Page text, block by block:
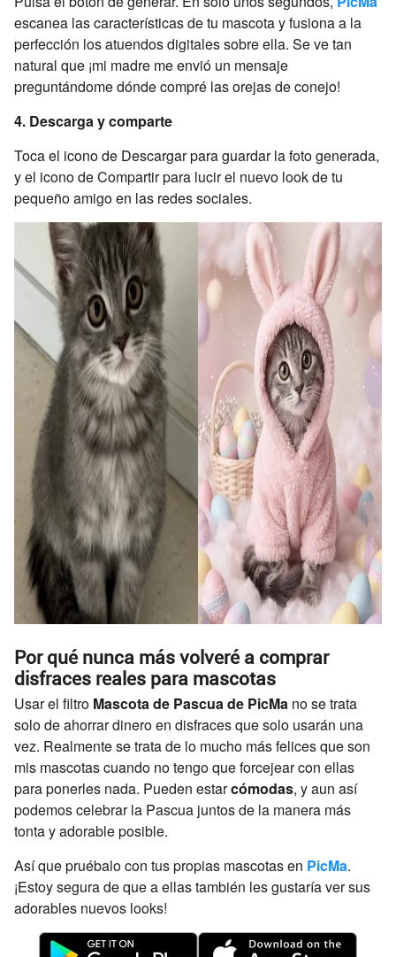
escanea las características de tu mascota y fusiona a la
perfección los atuendos digitales sobre ella. Se ve tan
natural que ¡mi madre me envió un mensaje
preguntándome dónde compré las orejas de conejo!
4. Descarga y comparte
Toca el icono de Descargar para guardar la foto generada,
y el icono de Compartir para lucir el nuevo look de tu
pequeño amigo en las redes sociales.
Por qué nunca más volveré a comprar
disfraces reales para mascotas
Usar el filtro Mascota de Pascua de PicMa no se trata
solo de ahorrar dinero en disfraces que solo usarán una
vez. Realmente se trata de lo mucho más felices que son
mis mascotas cuando no tengo que forcejear con ellas
para ponerles nada. Pueden estarcómodas, y aun así
podemos celebrar la Pascua juntos de la manera más
tonta y adorable posible.
Así que pruébalo con tus propias mascotas en PicMa.
¡Estoy segura de que a ellas también les gustaría ver sus
adorables nuevos looks!